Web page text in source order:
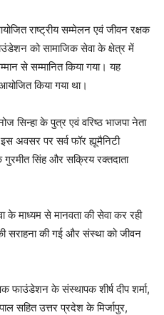
राष्ट्रीय सम्मेलन एवं जीवन रक्षक
को सामाजिक सेवा के क्षेत्र में
से सम्मानित किया गया। यह
किया गया था।
सिन्हा के पुत्र एवं वरिष्ठ भाजपा नेता
इस अवसर पर सर्व फॉर ह्यूमैनिटी
सिंह और सक्रिय रक्तदाता
माध्यम से मानवता की सेवा कर रही
सराहना की गई और संस्था को जीवन
फाउंडेशन के संस्थापक शीर्ष दीप शर्मा,
सहित उत्तर प्रदेश के मिर्जापुर,